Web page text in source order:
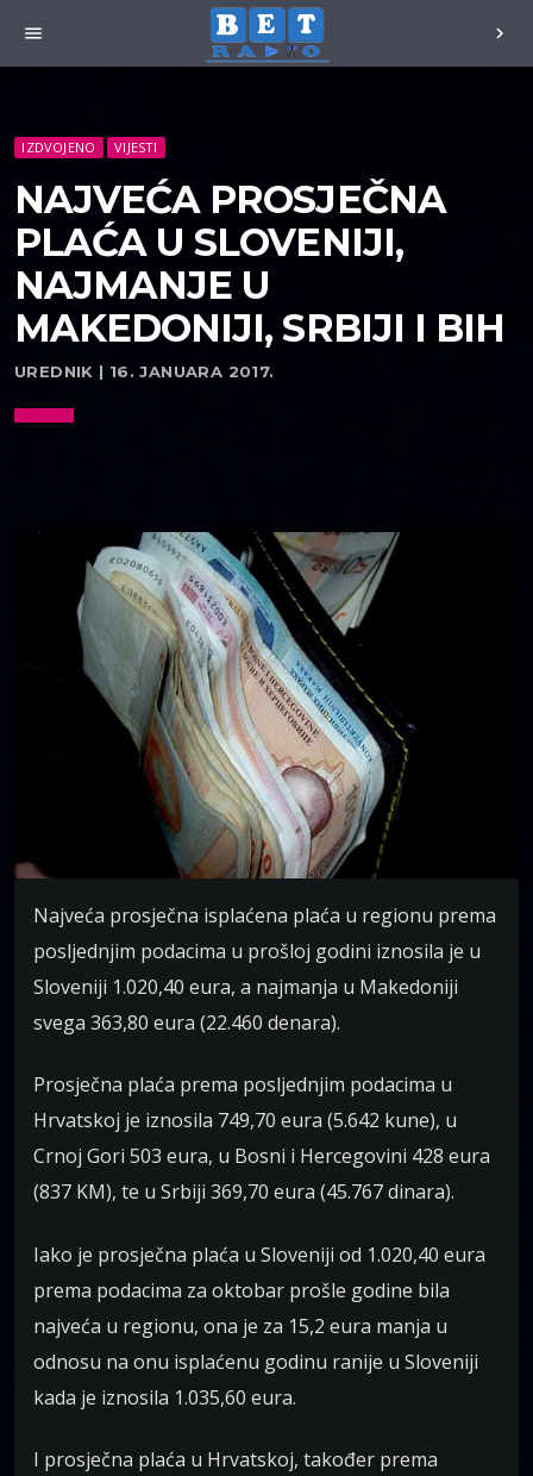
menu chevron_right
IZDVOJENO VIJESTI
NAJVEĆA PROSJEČNA
PLAĆA U SLOVENIJI,
NAJMANJE U
MAKEDONIJI, SRBIJI I BIH
UREDNIK | 16. JANUARA 2017.
Najveća prosječna isplaćena plaća u regionu prema
posljednjim podacima u prošloj godini iznosila je u
Sloveniji 1.020,40 eura, a najmanja u Makedoniji
svega 363,80 eura (22.460 denara).
Prosječna plaća prema posljednjim podacima u
Hrvatskoj je iznosila 749,70 eura (5.642 kune), u
Crnoj Gori 503 eura, u Bosni i Hercegovini 428 eura
(837 KM), te u Srbiji 369,70 eura (45.767 dinara).
Iako je prosječna plaća u Sloveniji od 1.020,40 eura
prema podacima za oktobar prošle godine bila
najveća u regionu, ona je za 15,2 eura manja u
odnosu na onu isplaćenu godinu ranije u Sloveniji
kada je iznosila 1.035,60 eura.
I prosječna plaća u Hrvatskoj, također prema